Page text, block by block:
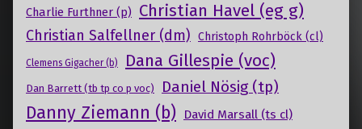
Charlie Furthner (p) Christian Havel (eg g)
Christian Salfellner (dm) Christoph Rohrböck (cl)
Clemens Gigacher (b) Dana Gillespie (voc)
Dan Barrett (tb tp co p voc) Daniel Nösig (tp)
Danny Ziemann (b) David Marsall (ts cl)